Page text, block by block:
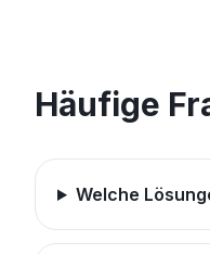
Häufige
Welche